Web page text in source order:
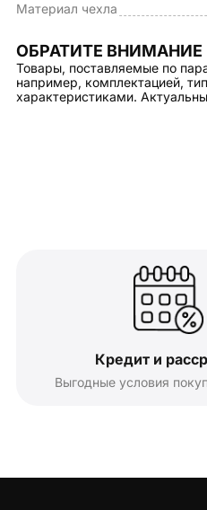
Материал чехла
ОБРАТИТЕ ВНИМАНИЕ
Товары, поставляемые по
например, комплектацией,
характеристиками.
Кредит и
Выгодные условия